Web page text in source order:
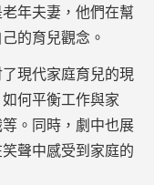
年夫妻，他們在幫
的育兒觀念。
現代家庭育兒的現
何平衡工作與家
。同時，劇中也展
聲中感受到家庭的